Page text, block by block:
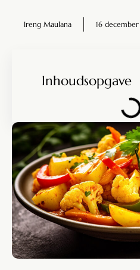
Ireng Maulana 16
Inhoudsopgave